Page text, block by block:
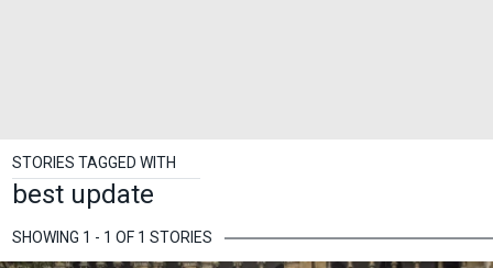
STORIES TAGGED WITH
best update
SHOWING 1 - 1 OF 1 STORIES